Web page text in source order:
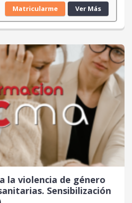
Matricularme Ver Más
la violencia de género
Sensibilización